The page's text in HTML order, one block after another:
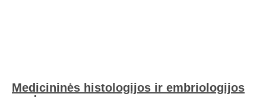
Medicininės histologijos ir embriologijos